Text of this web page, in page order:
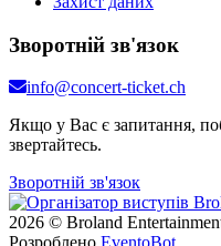
Зворотній зв'язок
info@concert-ticket.ch
Якщо у Вас є запитання,
звертайтесь.
Зворотній зв'язок
2026 © Broland